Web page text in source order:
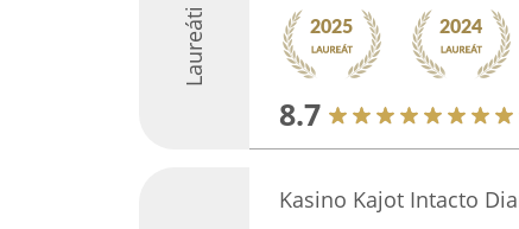
Laureáti
8.7
Kasino Kajot Intacto